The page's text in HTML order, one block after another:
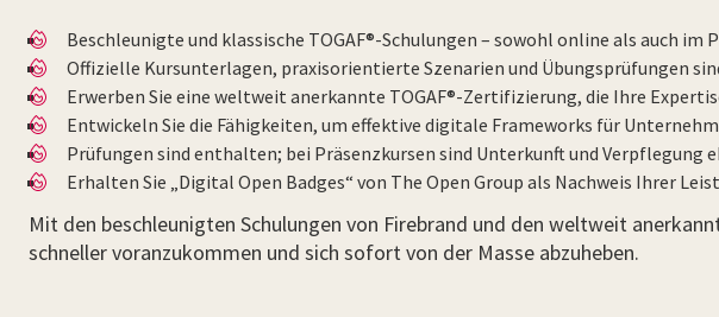
Beschleunigte und klassische TOGAF®-Schulungen – sowohl online als auch
Offizielle Kursunterlagen, praxisorientierte Szenarien und Übungsprüfungen
Erwerben Sie eine weltweit anerkannte TOGAF®-Zertifizierung, die Ihre
Entwickeln Sie die Fähigkeiten, um effektive digitale Frameworks für
Prüfungen sind enthalten; bei Präsenzkursen sind Unterkunft und Verpflegung
Erhalten Sie „Digital Open Badges“ von The Open Group als Nachweis Ihrer
Mit den beschleunigten Schulungen von Firebrand und den weltweit
schneller voranzukommen und sich sofort von der Masse abzuheben.